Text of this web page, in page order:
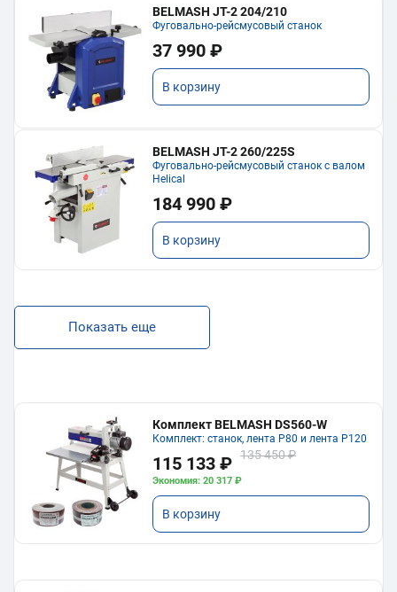
BELMASH JT-2 204/210
Фуговально-рейсмусовый станок
37 990 ₽
В корзину
BELMASH JT-2 260/225S
Фуговально-рейсмусовый станок с валом
Helical
184 990 ₽
В корзину
Показать еще
Комплект BELMASH DS560-W
Комплект: станок, лента P80 и лента P120
115 133 ₽ 135 450 ₽
Экономия: 20 317 ₽
В корзину